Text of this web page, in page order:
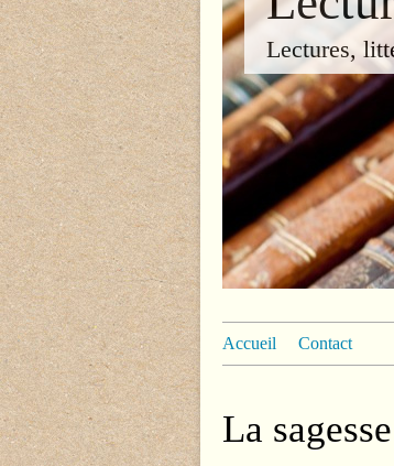
Lectures,
Accueil Contact
La